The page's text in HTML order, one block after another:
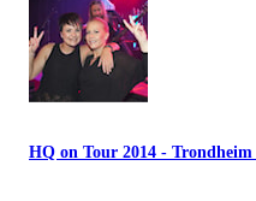
HQ on Tour 2014 - Trondheim